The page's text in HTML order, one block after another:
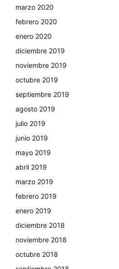
marzo 2020
febrero 2020
enero 2020
diciembre 2019
noviembre 2019
octubre 2019
septiembre 2019
agosto 2019
julio 2019
junio 2019
mayo 2019
abril 2019
marzo 2019
febrero 2019
enero 2019
diciembre 2018
noviembre 2018
octubre 2018